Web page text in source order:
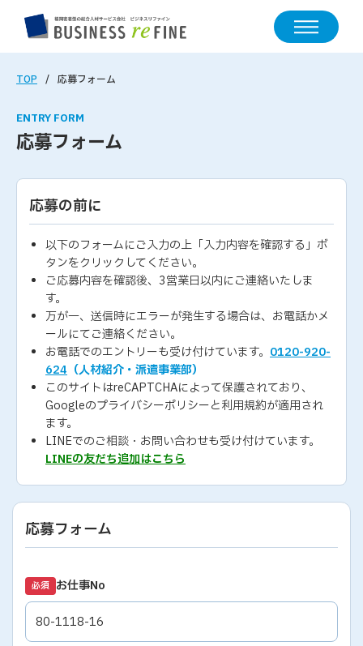
TOP 応募フォーム
ENTRY FORM
応募フォーム
応募の前に
以下のフォームにご入力の上「入力内容を確認する」ボ
タンをクリックしてください。
ご応募内容を確認後、3営業日以内にご連絡いたしま
す。
万が一、送信時にエラーが発生する場合は、お電話かメ
ールにてご連絡ください。
お電話でのエントリーも受け付けています。 0120-920-
624 （人材紹介・派遣事業部）
このサイトはreCAPTCHAによって保護されており、
Googleのプライバシーポリシーと利用規約が適用され
ます。
LINEでのご相談・お問い合わせも受け付けています。
LINEの友だち追加はこちら
応募フォーム
必須 お仕事No